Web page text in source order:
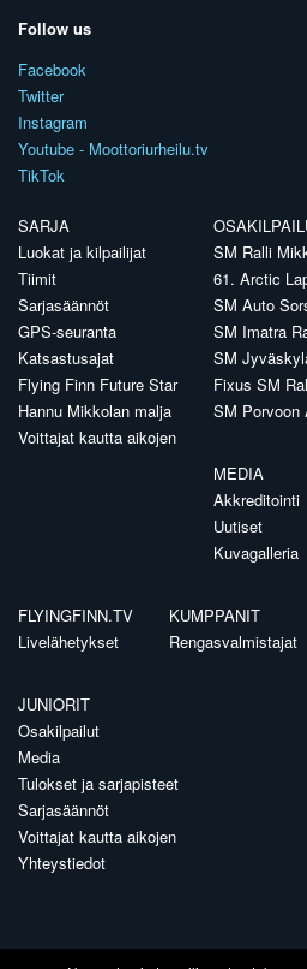
Follow us
Facebook
Twitter
Instagram
Youtube - Moottoriurheilu.tv
TikTok
SARJA
Luokat ja kilpailijat
Tiimit
Sarjasäännöt
GPS-seuranta
Katsastusajat
Flying Finn Future Star
Hannu Mikkolan malja
Voittajat kautta aikojen
SM Ralli
61. Arctic
SM Auto
SM Imatra
SM
Fixus SM
SM Porvoon
MEDIA
Akkreditointi
Uutiset
Kuvagalleria
FLYINGFINN.TV
Livelähetykset
KUMPPANIT
Rengasvalmistajat
JUNIORIT
Osakilpailut
Media
Tulokset ja sarjapisteet
Sarjasäännöt
Voittajat kautta aikojen
Yhteystiedot